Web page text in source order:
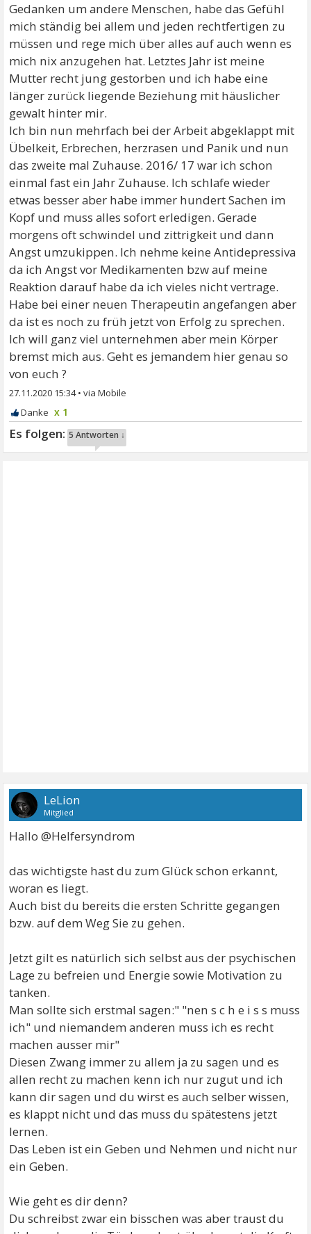
Gedanken um andere Menschen, habe das Gefühl
mich ständig bei allem und jeden rechtfertigen zu
müssen und rege mich über alles auf auch wenn es
mich nix anzugehen hat. Letztes Jahr ist meine
Mutter recht jung gestorben und ich habe eine
länger zurück liegende Beziehung mit häuslicher
gewalt hinter mir.
Ich bin nun mehrfach bei der Arbeit abgeklappt mit
Übelkeit, Erbrechen, herzrasen und Panik und nun
das zweite mal Zuhause. 2016/ 17 war ich schon
einmal fast ein Jahr Zuhause. Ich schlafe wieder
etwas besser aber habe immer hundert Sachen im
Kopf und muss alles sofort erledigen. Gerade
morgens oft schwindel und zittrigkeit und dann
Angst umzukippen. Ich nehme keine Antidepressiva
da ich Angst vor Medikamenten bzw auf meine
Reaktion darauf habe da ich vieles nicht vertrage.
Habe bei einer neuen Therapeutin angefangen aber
da ist es noch zu früh jetzt von Erfolg zu sprechen.
Ich will ganz viel unternehmen aber mein Körper
bremst mich aus. Geht es jemandem hier genau so
von euch ?
27.11.2020 15:34•
x 1
5 Antworten ↓
LeLion
Mitglied
Hallo @Helfersyndrom
das wichtigste hast du zum Glück schon erkannt,
woran es liegt.
Auch bist du bereits die ersten Schritte gegangen
bzw. auf dem Weg Sie zu gehen.
Jetzt gilt es natürlich sich selbst aus der psychischen
Lage zu befreien und Energie sowie Motivation zu
tanken.
Man sollte sich erstmal sagen:" "nen s c h e i s s muss
ich" und niemandem anderen muss ich es recht
machen ausser mir"
Diesen Zwang immer zu allem ja zu sagen und es
allen recht zu machen kenn ich nur zugut und ich
kann dir sagen und du wirst es auch selber wissen,
es klappt nicht und das muss du spätestens jetzt
lernen.
Das Leben ist ein Geben und Nehmen und nicht nur
ein Geben.
Wie geht es dir denn?
Du schreibst zwar ein bisschen was aber traust du